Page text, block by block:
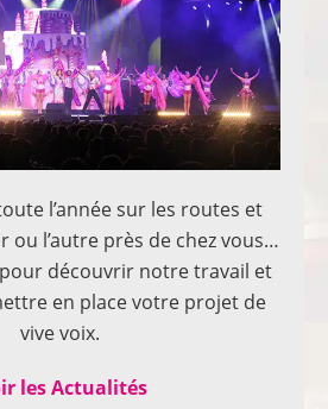
l’année sur les routes et
ou l’autre près de chez vous…
découvrir notre travail et
en place votre projet de
vive voix.
les Actualités